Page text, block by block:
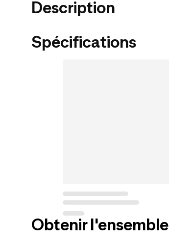
Description
Spécifications
Obtenir l'ensemble